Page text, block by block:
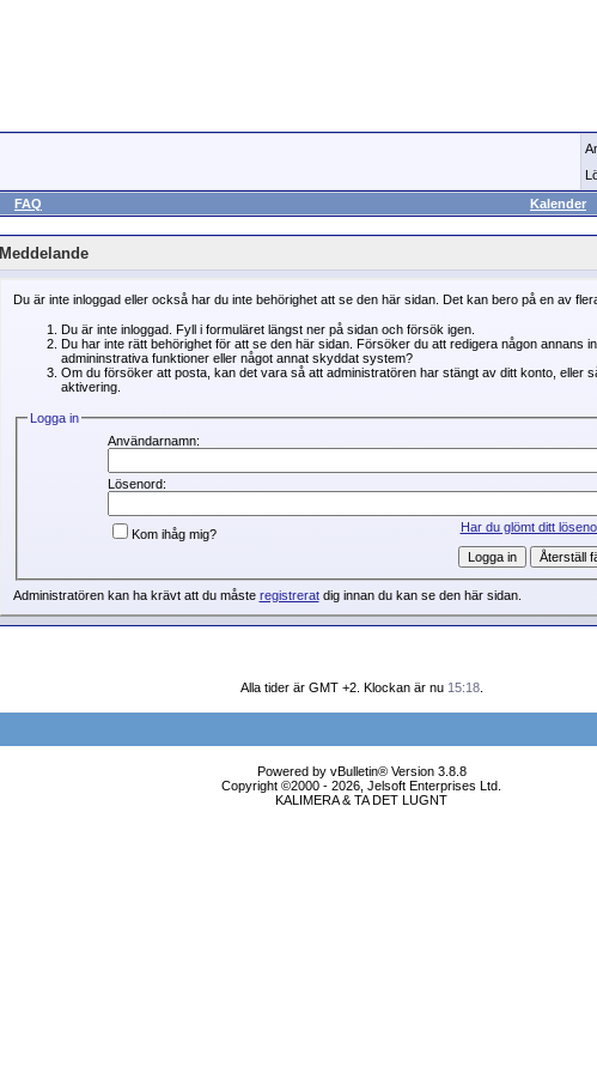
FAQ
Kalender
Meddelande
Du är inte inloggad eller också har du inte behörighet att se den här sidan. Det kan bero på en av
Du är inte inloggad. Fyll i formuläret längst ner på sidan och försök igen.
Du har inte rätt behörighet för att se den här sidan. Försöker du att redigera någon annans
admininstrativa funktioner eller något annat skyddat system?
Om du försöker att posta, kan det vara så att administratören har stängt av ditt konto, eller
aktivering.
Logga in
Användarnamn:
Lösenord:
Har du glömt ditt
Kom ihåg mig?
Administratören kan ha krävt att du måste registreratdig innan du kan se den här sidan.
Alla tider är GMT +2. Klockan är nu 15:18.
Powered by vBulletin® Version 3.8.8
Copyright ©2000 - 2026, Jelsoft Enterprises Ltd.
KALIMERA & TA DET LUGNT